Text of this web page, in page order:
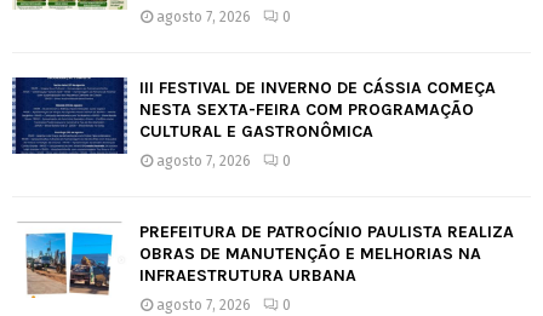
agosto 7, 2026 0
III FESTIVAL DE INVERNO DE CÁSSIA COMEÇA
NESTA SEXTA-FEIRA COM PROGRAMAÇÃO
CULTURAL E GASTRONÔMICA
agosto 7, 2026 0
PREFEITURA DE PATROCÍNIO PAULISTA REALIZA
OBRAS DE MANUTENÇÃO E MELHORIAS NA
INFRAESTRUTURA URBANA
agosto 7, 2026 0